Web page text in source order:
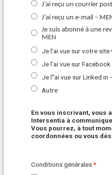
J’ai reçu un courrier
J’ai reçu un e-mail –
Je suis abonné à une
MEN
Je l’ai vue sur votre site
Je l'ai vue sur Facebook
Je l''ai vue sur Linked in
Autre
En vous inscrivant, vous
Intersentia à
Vous pourrez, à tout
coordonnées ou vous
Conditions générales